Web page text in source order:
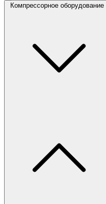
Компрессорное оборудование